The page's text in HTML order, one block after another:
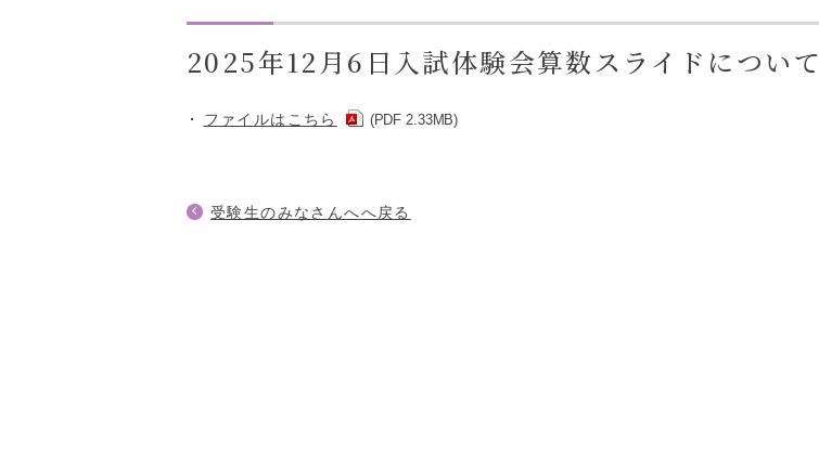
2025年12月6日入試体験会算数スライドについて
ファイルはこちら (PDF 2.33MB)
受験生のみなさんへへ戻る